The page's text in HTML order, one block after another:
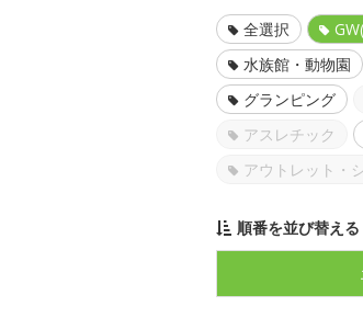
全選択
水族館・動物園
グランピング
アスレチック
アウトレット・
順番を並び替える